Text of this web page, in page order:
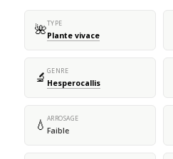
🌺TYPE
Plante vivace
🔬 GENRE
Hesperocallis
💧 ARROSAGE
Faible